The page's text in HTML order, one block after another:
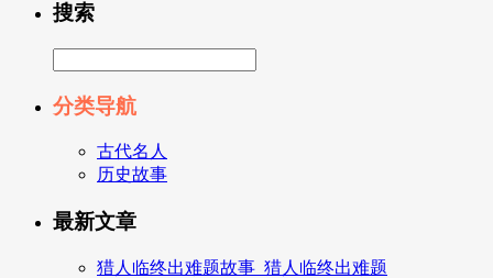
搜索
分类导航
古代名人
历史故事
最新文章
猎人临终出难题故事_猎人临终出难题